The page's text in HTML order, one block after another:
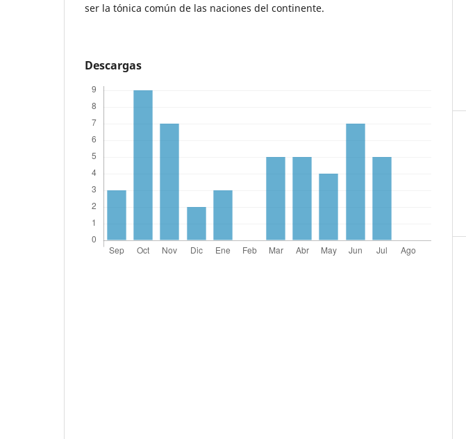
ser la tónica común de las naciones del continente.
Descargas